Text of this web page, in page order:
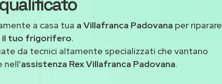
qualificato
a casa tua a Villafranca Padovana per riparare
il tuo frigorifero.
da tecnici altamente specializzati che vantano
nell'assistenza Rex Villafranca Padovana.